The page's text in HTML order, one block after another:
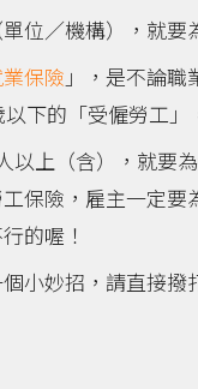
位／機構），就
保險 」，是不論
下的「受僱勞工
以上（含），就要
保險，雇主一定
的喔！
小妙招，請直接